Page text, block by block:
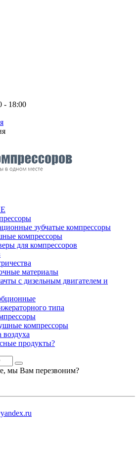
18:00
зубчатые компрессоры
компрессоры
для компрессоров
материалы
с дизельным двигателем и
типа
компрессоры
воздуха
продукты?
мы Вам перезвоним?